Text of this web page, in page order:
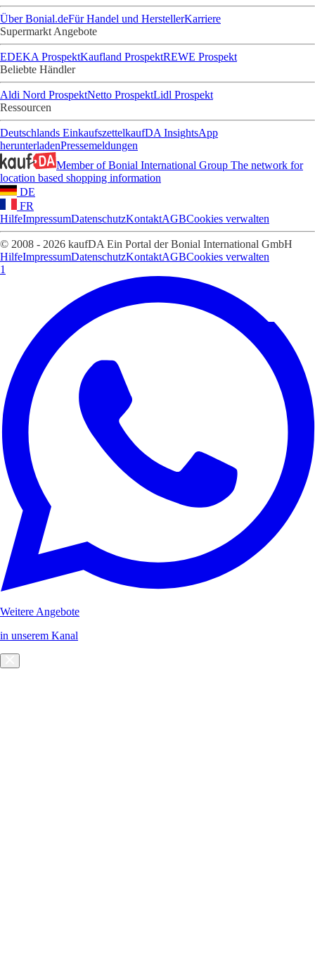
Über Bonial.deFür Handel und HerstellerKarriere
Supermarkt Angebote
EDEKA ProspektKaufland ProspektREWE Prospekt
Beliebte Händler
Aldi Nord ProspektNetto ProspektLidl Prospekt
Ressourcen
Deutschlands EinkaufszettelkaufDA InsightsApp
herunterladenPressemeldungen
Member of Bonial International Group The network for
location based shopping information
DE
FR
HilfeImpressumDatenschutzKontaktAGBCookies verwalten
© 2008 - 2026 kaufDA Ein Portal der Bonial International GmbH
HilfeImpressumDatenschutzKontaktAGBCookies verwalten
1
Weitere Angebote
in unserem Kanal